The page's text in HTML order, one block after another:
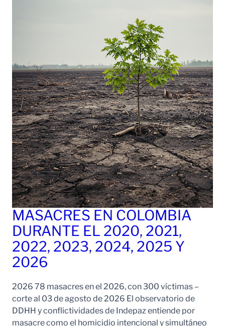
MASACRES EN COLOMBIA
DURANTE EL 2020, 2021,
2022, 2023, 2024, 2025 Y
2026
2026 78 masacres en el 2026, con 300 víctimas –
corte al 03 de agosto de 2026 El observatorio de
DDHH y conflictividades de Indepaz entiende por
masacre como el homicidio intencional y simultáneo